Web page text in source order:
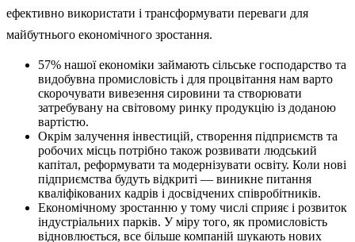
ефективно використати і трансформувати переваги для
майбутнього економічного зростання.
57% нашої економіки займають сільське господарство та
видобувна промисловість і для процвітання нам варто
скорочувати вивезення сировини та створювати
затребувану на світовому ринку продукцію із доданою
вартістю.
Окрім залучення інвестицій, створення підприємств та
робочих місць потрібно також розвивати людський
капітал, реформувати та модернізувати освіту. Коли нові
підприємства будуть відкриті — виникне питання
кваліфікованих кадрів і досвідчених співробітників.
Економічному зростанню у тому числі сприяє і розвиток
індустріальних парків. У міру того, як промисловість
відновлюється, все більше компаній шукають нових